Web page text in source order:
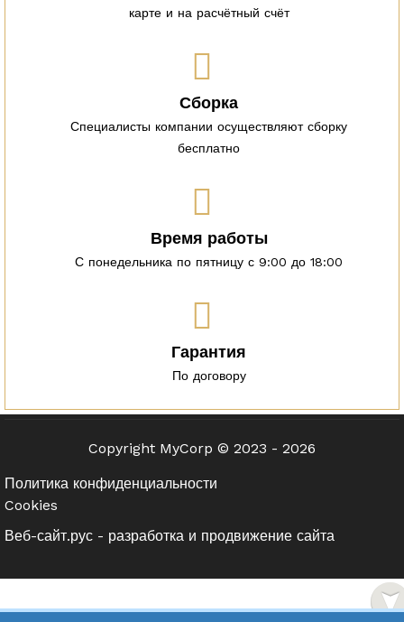
карте и на расчётный счёт
Сборка
Специалисты компании осуществляют сборку
бесплатно
Время работы
С понедельника по пятницу с 9:00 до 18:00
Гарантия
По договору
Copyright MyCorp © 2023 - 2026
Политика конфиденциальности
Cookies
Веб-сайт.рус - разработка и продвижение сайта